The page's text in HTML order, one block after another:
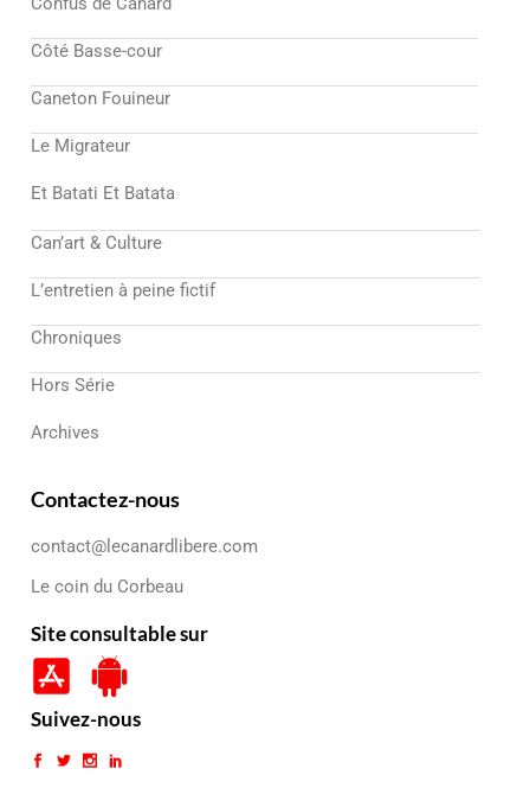
Côté Basse-cour
Caneton Fouineur
Le Migrateur
Et Batati Et Batata
Can’art & Culture
L’entretien à peine fictif
Chroniques
Hors Série
Archives
Contactez-nous
contact@lecanardlibere.com
Le coin du Corbeau
Site consultable sur
Suivez-nous